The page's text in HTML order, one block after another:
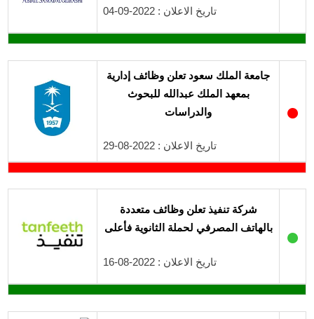
تاريخ الاعلان : 2022-09-04
●
جامعة الملك سعود تعلن وظائف إدارية
بمعهد الملك عبدالله للبحوث
والدراسات
تاريخ الاعلان : 2022-08-29
●
شركة تنفيذ تعلن وظائف متعددة
بالهاتف المصرفي لحملة الثانوية فأعلى
تاريخ الاعلان : 2022-08-16